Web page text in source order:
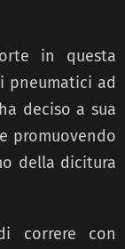
in questa
pneumatici ad
deciso a sua
promuovendo
della dicitura
correre con